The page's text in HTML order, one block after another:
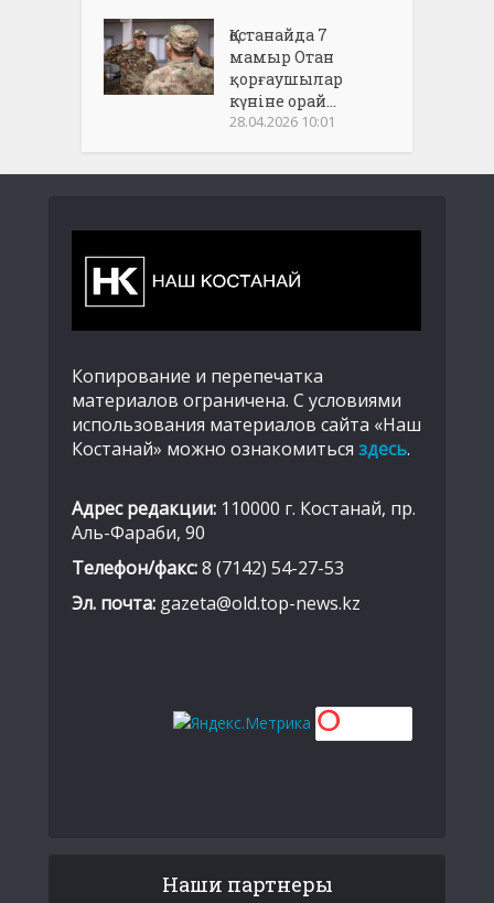
Қостанайда 7
мамыр Отан
қорғаушылар
күніне орай...
28.04.2026 10:01
Копирование и перепечатка
материалов ограничена. С условиями
использования материалов сайта «Наш
Костанай» можно ознакомиться здесь.
Адрес редакции: 110000 г. Костанай, пр.
Аль-Фараби, 90
Телефон/факс:8 (7142) 54-27-53
Эл. почта: gazeta@old.top-news.kz
Наши партнеры